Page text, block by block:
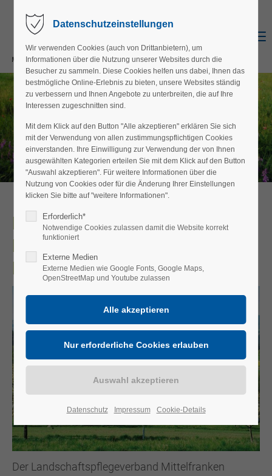
Lebensraumnetz Landkreis
Roth – Ein BayernNetzNatur-
Projekt für mehr Artenvielfalt
Der Landschaftspflegeverband Mittelfranken
Datenschutzeinstellungen
Wir verwenden Cookies (auch von Drittanbietern), um
Informationen über die Nutzung unserer Websites durch die
Besucher zu sammeln. Diese Cookies helfen uns dabei, Ihnen das
bestmögliche Online-Erlebnis zu bieten, unsere Websites ständig
zu verbessern und Ihnen Angebote zu unterbreiten, die auf Ihre
Interessen zugeschnitten sind.
Mit dem Klick auf den Button "Alle akzeptieren" erklären Sie sich
mit der Verwendung von allen zustimmungspflichtigen Cookies
einverstanden. Ihre Einwilligung zur Verwendung der von Ihnen
ausgewählten Kategorien erteilen Sie mit dem Klick auf den Button
"Auswahl akzeptieren". Für weitere Informationen über die
Nutzung von Cookies oder für die Änderung Ihrer Einstellungen
klicken Sie bitte auf "weitere Informationen".
Erforderlich*
Notwendige Cookies zulassen damit die Website korrekt
funktioniert
Externe Medien
Externe Medien wie Google Fonts, Google Maps,
OpenStreetMap und Youtube zulassen
Datenschutz Impressum Cookie-Details